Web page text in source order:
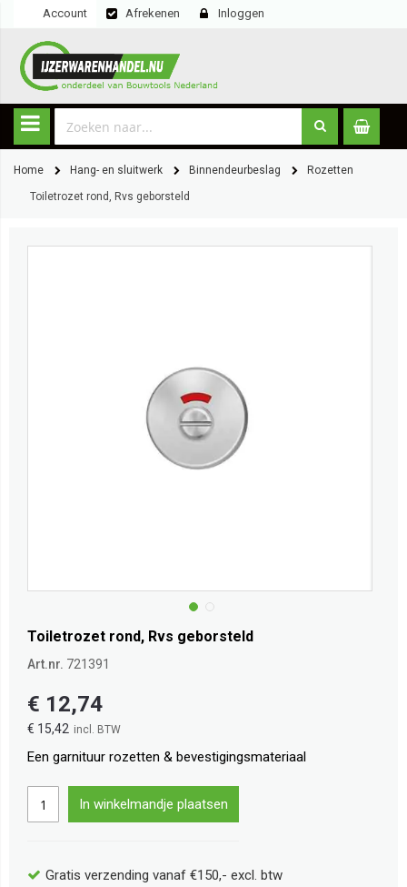
Account Afrekenen Inloggen
Home Hang- en sluitwerk Binnendeurbeslag Rozetten
Toiletrozet rond, Rvs geborsteld
Toiletrozet rond, Rvs geborsteld
Art.nr. 721391
€ 15,42
€ 12,74
Een garnituur rozetten & bevestigingsmateriaal
In winkelmandje plaatsen
Gratis verzending vanaf €150,- excl. btw